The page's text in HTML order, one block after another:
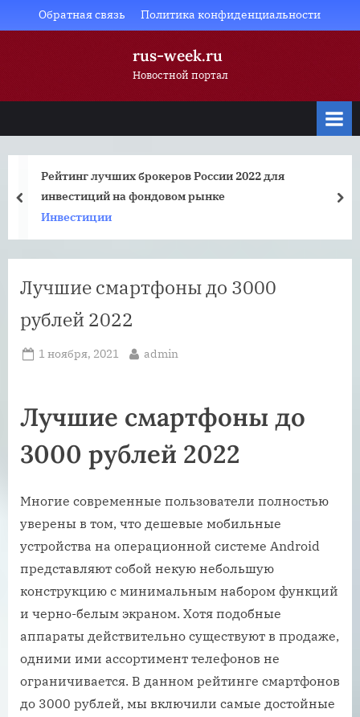
to
Обратная связь Политика конфиденциальности
rus-week.ru
Новостной портал
Рейтинг лучших брокеров России 2022 для
инвестиций на фондовом рынке
Инвестиции
prev
Лучшие смартфоны до 3000
рублей 2022
Posted
1 ноября, 2021 By
admin
Лучшие смартфоны до
3000 рублей 2022
Многие современные пользователи полностью
уверены в том, что дешевые мобильные
устройства на операционной системе Android
представляют собой некую небольшую
конструкцию с минимальным набором функций
и черно-белым экраном. Хотя подобные
аппараты действительно существуют в продаже,
одними ими ассортимент телефонов не
ограничивается. В данном рейтинге смартфонов
до 3000 рублей, мы включили самые достойные